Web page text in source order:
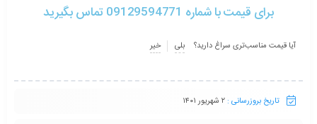
برای قیمت با شماره 09129594771 تماس بگیرید
آیا قیمت مناسب‌تری سراغ دارید؟ بلی خیر
تاریخ بروزرسانی : ۲ شهریور ۱۴۰۱